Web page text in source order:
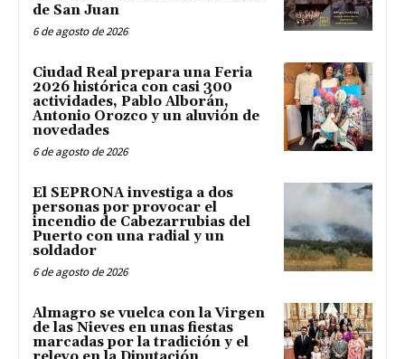
de San Juan
6 de agosto de 2026
Ciudad Real prepara una Feria
2026 histórica con casi 300
actividades, Pablo Alborán,
Antonio Orozco y un aluvión de
novedades
6 de agosto de 2026
El SEPRONA investiga a dos
personas por provocar el
incendio de Cabezarrubias del
Puerto con una radial y un
soldador
6 de agosto de 2026
Almagro se vuelca con la Virgen
de las Nieves en unas fiestas
marcadas por la tradición y el